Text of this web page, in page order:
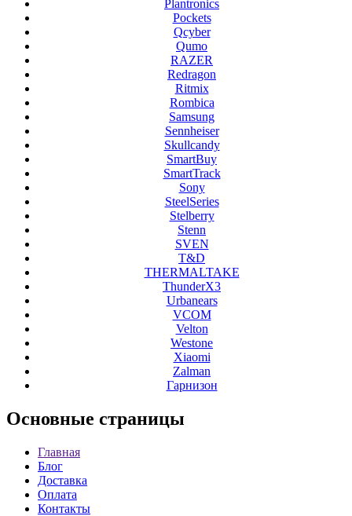
Plantronics
Pockets
Qcyber
Qumo
RAZER
Redragon
Ritmix
Rombica
Samsung
Sennheiser
Skullcandy
SmartBuy
SmartTrack
Sony
SteelSeries
Stelberry
Stenn
SVEN
T&D
THERMALTAKE
ThunderX3
Urbanears
VCOM
Velton
Westone
Xiaomi
Zalman
Гарнизон
Основные страницы
Главная
Блог
Доставка
Оплата
Контакты